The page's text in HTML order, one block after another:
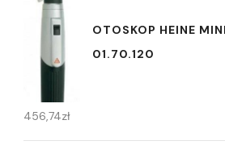
OTOSKOP HEINE
01.70.120
456,74zł